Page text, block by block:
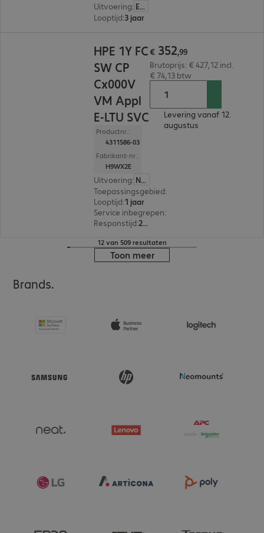
Uitvoering: Europa
Looptijd:3 jaar
HPE 1Y FC
SW CP
Cx000V
VM Appl
E-LTU SVC
Productnr.:
4311586-03
Fabrikant-nr.:
H9WX2E
Uitvoering:
Nederland
Toepassingsgebied:
Looptijd:1 jaar
Service inbegrepen:
Responstijd: 2 uur
€ 352,99
Brutoprijs: € 427,12 incl.
€ 74,13 btw
Levering vanaf 12.
augustus
12 van 509 resultaten
Toon meer
Brands.